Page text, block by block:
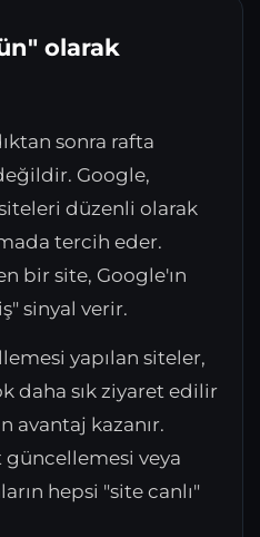
olarak
sonra rafta
Google,
düzenli olarak
tercih eder.
bir site, Google'ın
sinyal verir.
yapılan siteler,
daha sık ziyaret edilir
avantaj kazanır.
veya
hepsi "site canlı"